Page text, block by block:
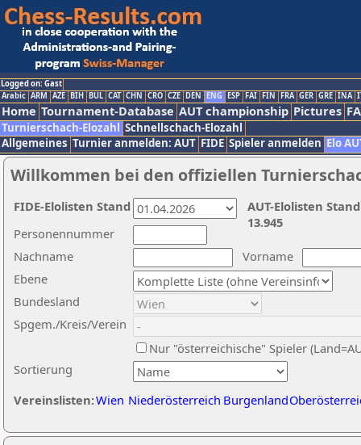
Logged on: Gast
Arabic ARM AZE BIH BUL CAT CHN CRO CZE DEN ENG ESP FAI FIN FRA GER GRE INA
Home Tournament-Database AUT championship Pictures
Turnierschach-Elozahl Schnellschach-Elozahl
Allgemeines Turnier anmelden: AUT FIDE Spieler anmelden Elo
Willkommen bei den offiziellen
Nachname
Vorname
Ebene
Sortierung
Personennummer
Bundesland
Spgem./Kreis/Verein
Nur "österreichische" Spieler
Vereinslisten:Wien Niederösterreich Burgenland
AUT-Elolisten
13.945
FIDE-Elolisten Stand